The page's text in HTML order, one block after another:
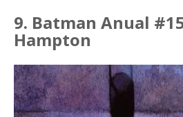
9. Batman Anual
Hampton